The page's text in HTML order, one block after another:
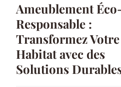
Ameublement
Responsable :
Transformez Votre
Habitat avec des
Solutions